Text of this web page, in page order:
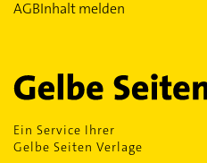
AGBInhalt melden
Ein Service Ihrer
Gelbe Seiten Verlage